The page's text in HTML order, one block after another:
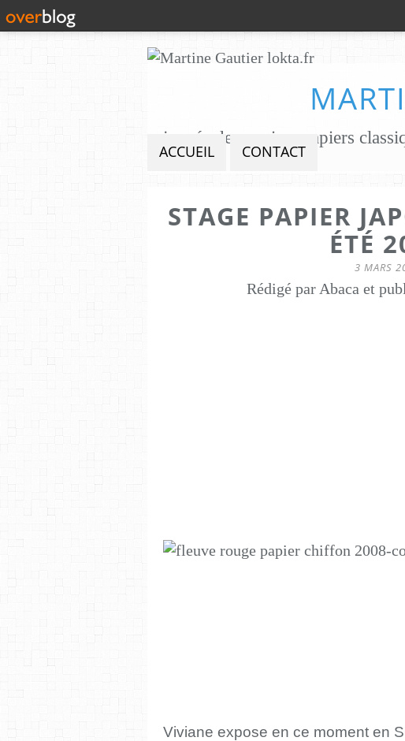
ACCUEIL CONTACT
STAGE PAPIER
ÉTÉ
3 MARS
Rédigé par Abaca et
Viviane expose en ce moment en